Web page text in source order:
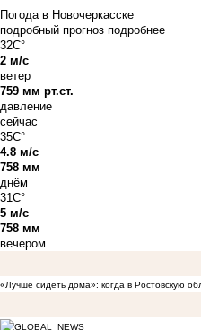
Погода в Новочеркасске
подробный прогноз подробнее
32C°
2 м/с
ветер
759 мм рт.ст.
давление
сейчас
35C°
4.8 м/с
758 мм
днём
31C°
5 м/с
758 мм
вечером
«Лучше сидеть дома»: когда в Ростовскую